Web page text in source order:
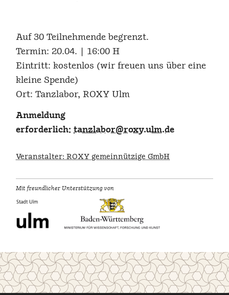
Auf 30 Teilnehmende begrenzt.
Termin: 20.04. | 16:00 H
Eintritt: kostenlos (wir freuen uns über eine
kleine Spende)
Ort: Tanzlabor, ROXY Ulm
Anmeldung
erforderlich:tanzlabor@roxy.ulm.de
Veranstalter: ROXY gemeinnützige GmbH
Mit freundlicher Unterstützung von